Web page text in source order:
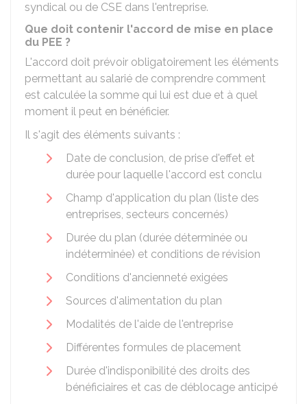
syndical ou de CSE dans l'entreprise.
Que doit contenir l'accord de mise en place
du PEE ?
L'accord doit prévoir obligatoirement les éléments
permettant au salarié de comprendre comment
est calculée la somme qui lui est due et à quel
moment il peut en bénéficier.
Il s'agit des éléments suivants :
Date de conclusion, de prise d'effet et
durée pour laquelle l'accord est conclu
Champ d'application du plan (liste des
entreprises, secteurs concernés)
Durée du plan (durée déterminée ou
indéterminée) et conditions de révision
Conditions d'ancienneté exigées
Sources d'alimentation du plan
Modalités de l'aide de l'entreprise
Différentes formules de placement
Durée d'indisponibilité des droits des
bénéficiaires et cas de déblocage anticipé